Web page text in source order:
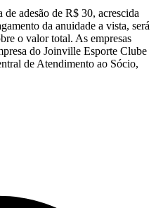
adesão de R$ 30, acrescida
da anuidade a vista, será
o valor total. As empresas
do Joinville Esporte Clube
de Atendimento ao Sócio,